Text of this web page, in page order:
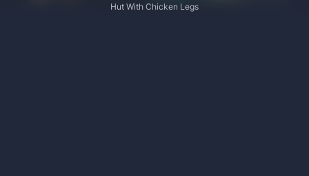
Hut With Chicken Legs